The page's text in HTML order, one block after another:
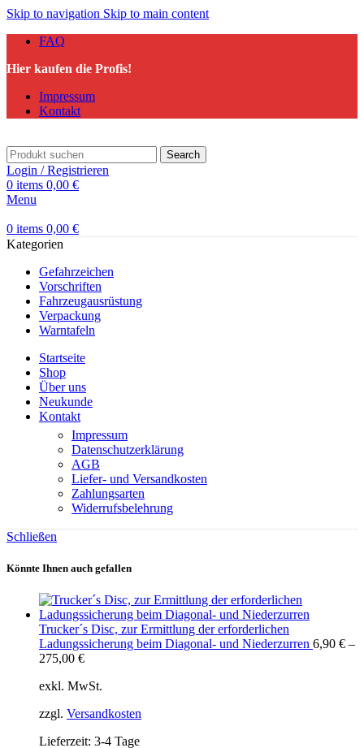
Skip to navigation Skip to main content
FAQ
Hier kaufen die Profis!
Impressum
Kontakt
Search
Login / Registrieren
0 items 0,00 €
Menu
0 items 0,00 €
Kategorien
Gefahrzeichen
Vorschriften
Fahrzeugausrüstung
Verpackung
Warntafeln
Startseite
Shop
Über uns
Neukunde
Kontakt
Impressum
Datenschutzerklärung
AGB
Liefer- und Versandkosten
Zahlungsarten
Widerrufsbelehrung
Schließen
Könnte Ihnen auch gefallen
Trucker´s Disc, zur Ermittlung der erforderlichen
Ladungssicherung beim Diagonal- und Niederzurren 6,90 € –
275,00 €
exkl. MwSt.
zzgl. Versandkosten
Lieferzeit: 3-4 Tage